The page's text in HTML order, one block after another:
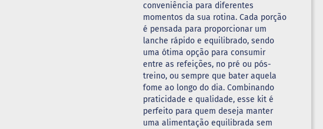
conveniência para diferentes
momentos da sua rotina. Cada porção
é pensada para proporcionar um
lanche rápido e equilibrado, sendo
uma ótima opção para consumir
entre as refeições, no pré ou pós-
treino, ou sempre que bater aquela
fome ao longo do dia. Combinando
praticidade e qualidade, esse kit é
perfeito para quem deseja manter
uma alimentação equilibrada sem